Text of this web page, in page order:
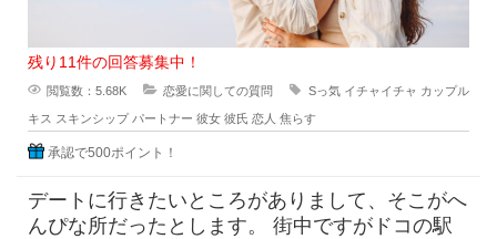
残り11件の回答募集中！
閲覧数：5.68K 恋愛に関しての質問 Sっ気 イチャイチャ カップル
キス スキンシップ パートナー 彼女 彼氏 恋人 焦らす
承認で500ポイント！
デートに行きたいところがありまして、そこがへ
んぴな所だったとします。 街中ですがドコの駅